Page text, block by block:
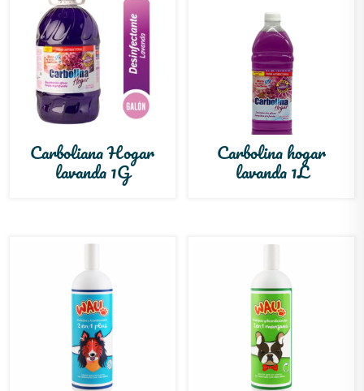
Carboliana Hogar
lavanda 1G
Carbolina hogar
lavanda 1L